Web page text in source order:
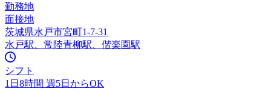
勤務地
面接地
茨城県水戸市宮町1-7-31
水戸駅、常陸青柳駅、偕楽園駅
シフト
1日8時間 週5日からOK